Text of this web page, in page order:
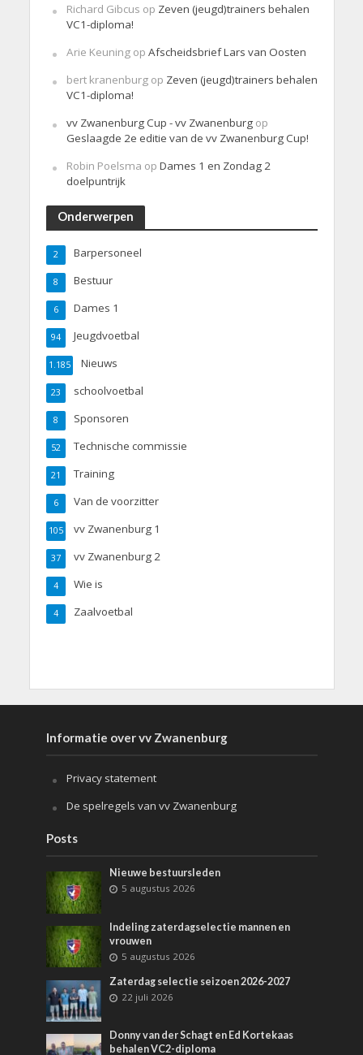
Richard Gibcus op Zeven (jeugd)trainers behalen
VC1-diploma!
Arie Keuningop Afscheidsbrief Lars van Oosten
bert kranenburgop Zeven (jeugd)trainers behalen
VC1-diploma!
vv Zwanenburg Cup - vv Zwanenburgop
Geslaagde 2e editie van de vv Zwanenburg Cup!
Robin Poelsma op Dames 1 en Zondag 2
doelpuntrijk
Onderwerpen
Barpersoneel
2
Bestuur
8
Dames 1
6
Jeugdvoetbal
94
Nieuws
1.185
schoolvoetbal
23
Sponsoren
8
Technische commissie
52
Training
21
Van de voorzitter
6
vv Zwanenburg 1
105
vv Zwanenburg 2
37
Wie is
4
Zaalvoetbal
4
Informatie over vv Zwanenburg
Privacy statement
De spelregels van vv Zwanenburg
Posts
Nieuwe bestuursleden
5 augustus 2026
Indeling zaterdagselectie mannen en
vrouwen
5 augustus 2026
Zaterdag selectie seizoen 2026-2027
22 juli 2026
Donny van der Schagt en Ed Kortekaas
behalen VC2-diploma